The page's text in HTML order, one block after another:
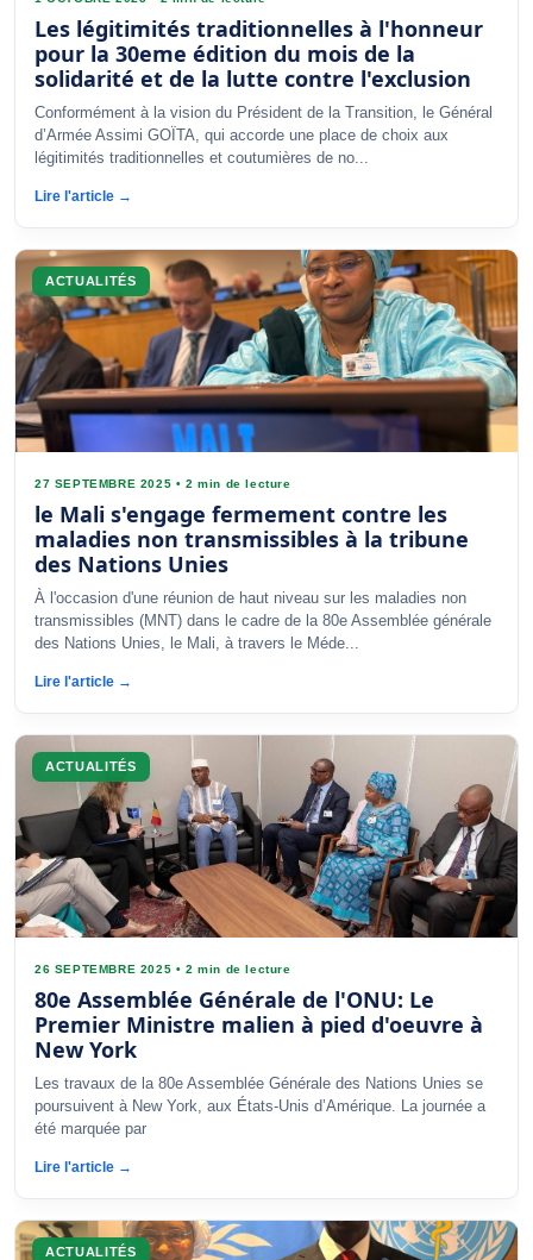
Les légitimités traditionnelles à l'honneur
pour la 30eme édition du mois de la
solidarité et de la lutte contre l'exclusion
Conformément à la vision du Président de la Transition, le Général
d’Armée Assimi GOÏTA, qui accorde une place de choix aux
légitimités traditionnelles et coutumières de no...
Lire l'article →
ACTUALITÉS
27 SEPTEMBRE 2025 •2 min de lecture
le Mali s'engage fermement contre les
maladies non transmissibles à la tribune
des Nations Unies
À l'occasion d'une réunion de haut niveau sur les maladies non
transmissibles (MNT) dans le cadre de la 80e Assemblée générale
des Nations Unies, le Mali, à travers le Méde...
Lire l'article →
ACTUALITÉS
26 SEPTEMBRE 2025 •2 min de lecture
80e Assemblée Générale de l'ONU: Le
Premier Ministre malien à pied d'oeuvre à
New York
Les travaux de la 80e Assemblée Générale des Nations Unies se
poursuivent à New York, aux États-Unis d’Amérique. La journée a
été marquée par
Lire l'article →
ACTUALITÉS